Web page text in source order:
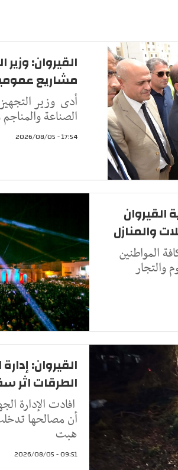
القيروان:
مشاريع
أدى وزير
الصناعة
17:54 - 2026/08/05
القيروان
والمنازل
المواطنين
والتجار
القيروان:
الطرقات اثر
افادت الإدارة
أن مصالحها
هبت
09:51 - 2026/08/05